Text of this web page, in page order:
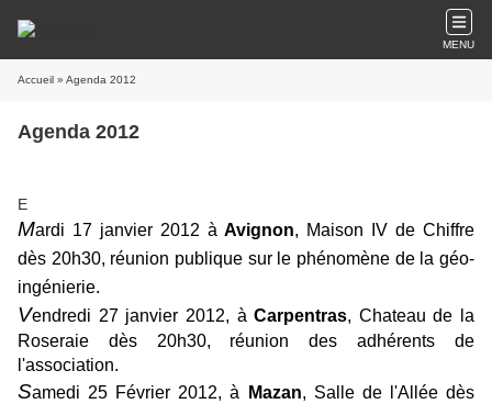
MENU
Accueil » Agenda 2012
Agenda 2012
E
Mardi 17 janvier 2012 àAvignon, Maison IV de Chiffre
dès 20h30, réunion publique sur le phénomène de la géo-
ingénierie.
Vendredi 27 janvier 2012, àCarpentras, Chateau de la
Roseraie dès 20h30, réunion des adhérents de
l'association.
Samedi 25 Février 2012, à Mazan, Salle de l'Allée dès